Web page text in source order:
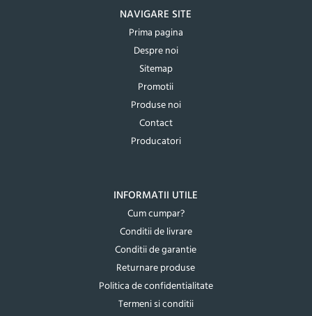
NAVIGARE SITE
Prima pagina
Despre noi
Sitemap
Promotii
Produse noi
Contact
Producatori
INFORMATII UTILE
Cum cumpar?
Conditii de livrare
Conditii de garantie
Returnare produse
Politica de confidentialitate
Termeni si conditii